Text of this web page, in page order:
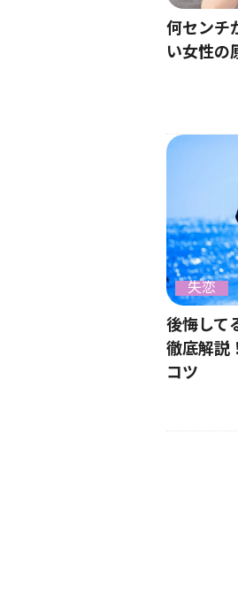
何センチ
い女性の
失恋
後悔して
徹底解説
コツ